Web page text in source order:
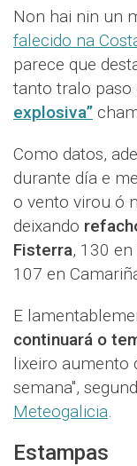
Non hai nin un
falecido na
parece que
tanto tralo paso
explosiva”
Como datos,
durante día e
o vento virou ó
deixando
Fisterra, 130
107 en
E
continuará o
lixeiro aumento
semana",
Meteogalicia.
Estampas